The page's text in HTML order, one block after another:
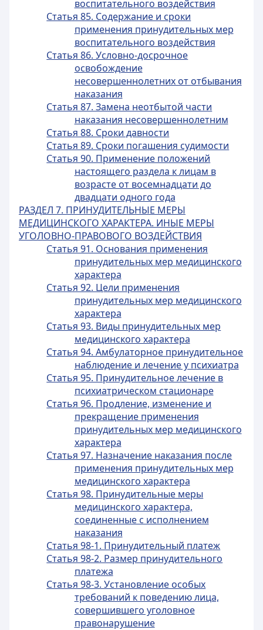
воспитательного воздействия
Статья 85. Содержание и сроки
применения принудительных мер
воспитательного воздействия
Статья 86. Условно-досрочное
освобождение
несовершеннолетних от отбывания
наказания
Статья 87. Замена неотбытой части
наказания несовершеннолетним
Статья 88. Сроки давности
Статья 89. Сроки погашения судимости
Статья 90. Применение положений
настоящего раздела к лицам в
возрасте от восемнадцати до
двадцати одного года
РАЗДЕЛ 7. ПРИНУДИТЕЛЬНЫЕ МЕРЫ
МЕДИЦИНСКОГО ХАРАКТЕРА. ИНЫЕ МЕРЫ
УГОЛОВНО-ПРАВОВОГО ВОЗДЕЙСТВИЯ
Статья 91. Основания применения
принудительных мер медицинского
характера
Статья 92. Цели применения
принудительных мер медицинского
характера
Статья 93. Виды принудительных мер
медицинского характера
Статья 94. Амбулаторное принудительное
наблюдение и лечение у психиатра
Статья 95. Принудительное лечение в
психиатрическом стационаре
Статья 96. Продление, изменение и
прекращение применения
принудительных мер медицинского
характера
Статья 97. Назначение наказания после
применения принудительных мер
медицинского характера
Статья 98. Принудительные меры
медицинского характера,
соединенные с исполнением
наказания
Статья 98-1. Принудительный платеж
Статья 98-2. Размер принудительного
платежа
Статья 98-3. Установление особых
требований к поведению лица,
совершившего уголовное
правонарушение